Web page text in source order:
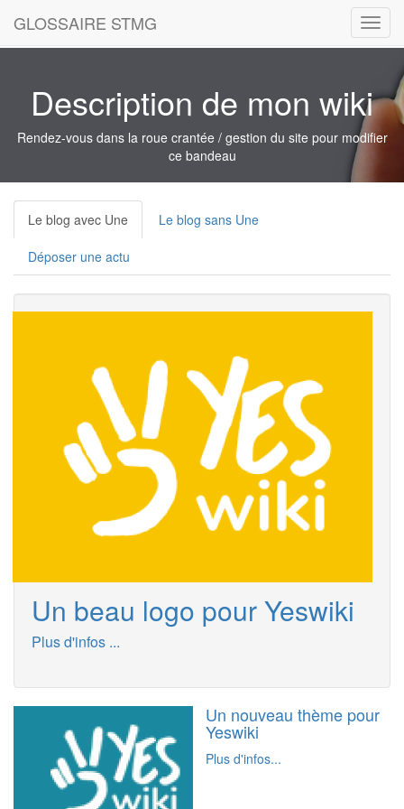
GLOSSAIRE STMG
Description de mon wiki
Rendez-vous dans la roue crantée / gestion du site pour modifier
ce bandeau
Le blog avec Une Le blog sans Une
Déposer une actu
Un beau logo pour Yeswiki
Plus d'infos ...
Un nouveau thème pour
Yeswiki
Plus d'infos...